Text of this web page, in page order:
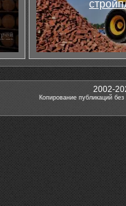
2002-
Копирование публикаций